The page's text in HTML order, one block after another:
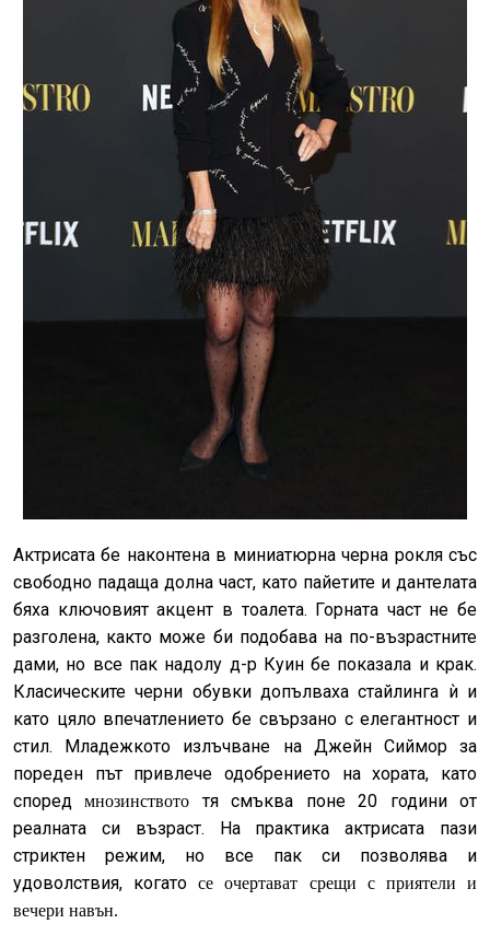
Актрисата бе наконтена в миниатюрна черна рокля със
свободно падаща долна част, като пайетите и дантелата
бяха ключовият акцент в тоалета. Горната част не бе
разголена, както може би подобава на по-възрастните
дами, но все пак надолу д-р Куин бе показала и крак.
Класическите черни обувки допълваха стайлинга ѝ и
като цяло впечатлението бе свързано с елегантност и
стил. Младежкото излъчване на Джейн Сиймор за
пореден път привлече одобрението на хората, като
споредмнозинството тя смъква поне 20 години от
реалната си възраст. На практика актрисата пази
стриктен режим, но все пак си позволява и
удоволствия, когатосе очертават срещи с приятели и
вечери навън.